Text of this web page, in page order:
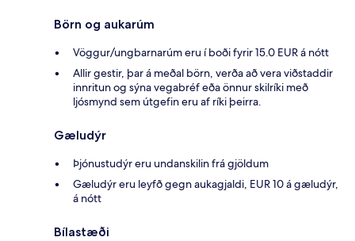
Börn og aukarúm
Vöggur/ungbarnarúm eru í boði fyrir 15.0 EUR á nótt
Allir gestir, þar á meðal börn, verða að vera viðstaddir
innritun og sýna vegabréf eða önnur skilríki með
ljósmynd sem útgefin eru af ríki þeirra.
Gæludýr
Þjónustudýr eru undanskilin frá gjöldum
Gæludýr eru leyfð gegn aukagjaldi, EUR 10 á gæludýr,
á nótt
Bílastæði